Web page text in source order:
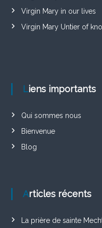
Virgin Mary in our lives
Virgin Mary Untier of
Liens importants
Qui sommes nous
Bienvenue
Blog
Articles récents
La prière de sainte